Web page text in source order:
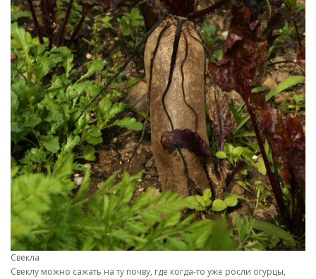
Свекла
Свеклу можно сажать на ту почву, где когда-то уже росли огурцы,